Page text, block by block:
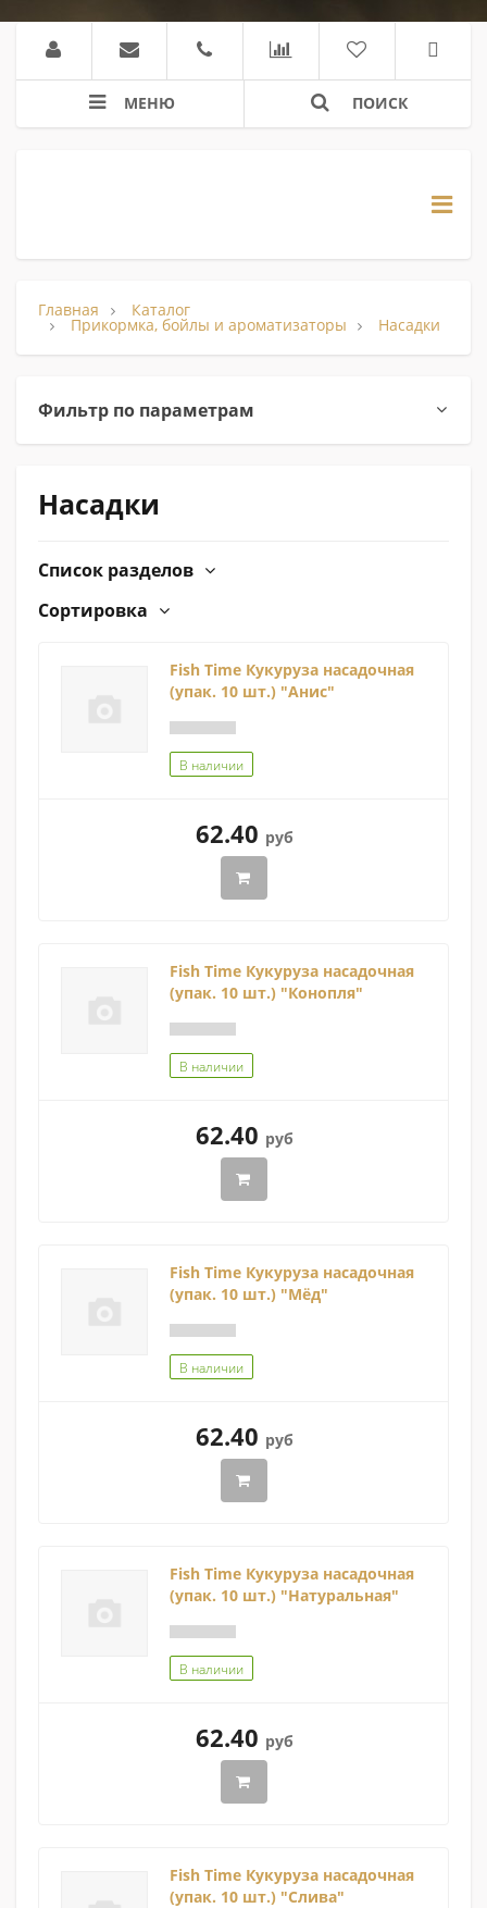
МЕНЮ ПОИСК
Главная Каталог
Прикормка, бойлы и ароматизаторы Насадки
Фильтр по параметрам
Насадки
Список разделов
Сортировка
Fish Time Кукуруза насадочная
(упак. 10 шт.) "Анис"
В наличии
62.40 руб
Fish Time Кукуруза насадочная
(упак. 10 шт.) "Конопля"
В наличии
62.40 руб
Fish Time Кукуруза насадочная
(упак. 10 шт.) "Мёд"
В наличии
62.40 руб
Fish Time Кукуруза насадочная
(упак. 10 шт.) "Натуральная"
В наличии
62.40 руб
Fish Time Кукуруза насадочная
(упак. 10 шт.) "Слива"